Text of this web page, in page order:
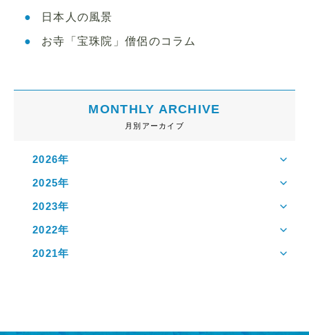
日本人の風景
お寺「宝珠院」僧侶のコラム
MONTHLY ARCHIVE
月別アーカイブ
2026年
2025年
2023年
2022年
2021年